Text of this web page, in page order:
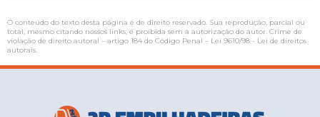
O conteúdo do texto desta página é de direito reservado. Sua reprodução, parcial ou
total, mesmo citando nossos links, é proibida sem a autorização do autor. Crime de
violação de direito autoral – artigo 184 do Código Penal – Lei 9610/98 - Lei de direitos
autorais.